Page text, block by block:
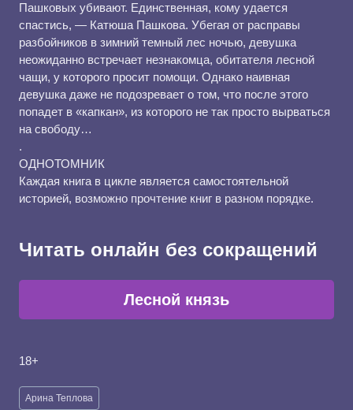
Пашковых убивают. Единственная, кому удается
спастись, — Катюша Пашкова. Убегая от расправы
разбойников в зимний темный лес ночью, девушка
неожиданно встречает незнакомца, обитателя лесной
чащи, у которого просит помощи. Однако наивная
девушка даже не подозревает о том, что после этого
попадет в «капкан», из которого не так просто вырваться
на свободу…
.
ОДНОТОМНИК
Каждая книга в цикле является самостоятельной
историей, возможно прочтение книг в разном порядке.
Читать онлайн без сокращений
Лесной князь
18+
Метки
записи:
Арина Теплова